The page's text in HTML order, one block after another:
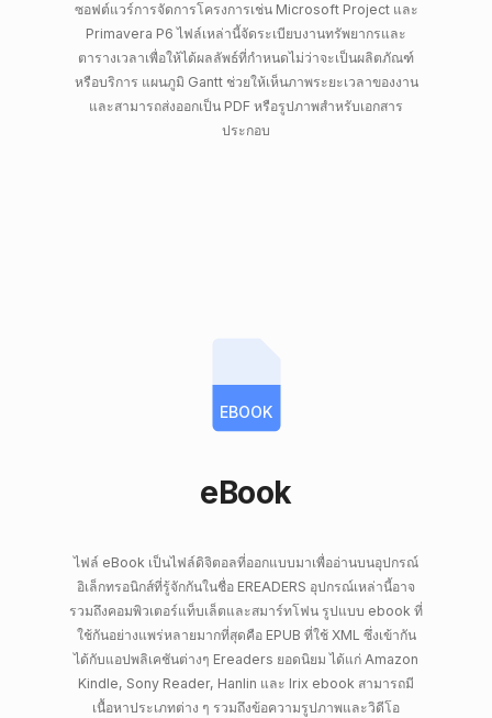
ซอฟต์แวร์การจัดการโครงการเช่น Microsoft Project และ
Primavera P6 ไฟล์เหล่านี้จัดระเบียบงานทรัพยากรและ
ตารางเวลาเพื่อให้ได้ผลลัพธ์ที่กำหนดไม่ว่าจะเป็นผลิตภัณฑ์
หรือบริการ แผนภูมิ Gantt ช่วยให้เห็นภาพระยะเวลาของงาน
และสามารถส่งออกเป็น PDF หรือรูปภาพสำหรับเอกสาร
ประกอบ
EBOOK
eBook
ไฟล์ eBook เป็นไฟล์ดิจิตอลที่ออกแบบมาเพื่ออ่านบนอุปกรณ์
อิเล็กทรอนิกส์ที่รู้จักกันในชื่อ EREADERS อุปกรณ์เหล่านี้อาจ
รวมถึงคอมพิวเตอร์แท็บเล็ตและสมาร์ทโฟน รูปแบบ ebook ที่
ใช้กันอย่างแพร่หลายมากที่สุดคือ EPUB ที่ใช้ XML ซึ่งเข้ากัน
ได้กับแอปพลิเคชันต่างๆ Ereaders ยอดนิยม ได้แก่ Amazon
Kindle, Sony Reader, Hanlin และ Irix ebook สามารถมี
เนื้อหาประเภทต่าง ๆ รวมถึงข้อความรูปภาพและวิดีโอ